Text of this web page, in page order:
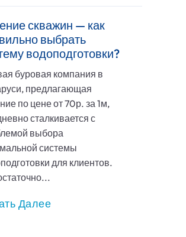
скважин — как
выбрать
водоподготовки?
буровая компания в
предлагающая
по цене от 70р. за 1м,
сталкивается с
выбора
системы
для клиентов.
Далее